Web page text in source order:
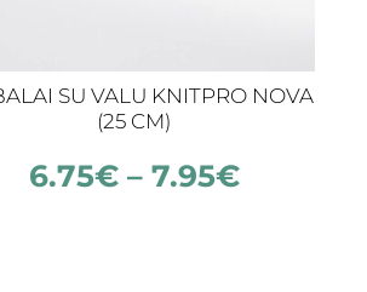
SU VALU KNITPRO NOVA
(25 CM)
6.75€ – 7.95€